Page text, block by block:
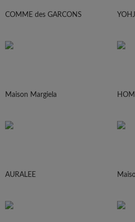
COMME des GARCONS
Maison Margiela
AURALEE